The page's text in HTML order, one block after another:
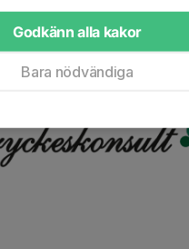
Godkänn alla kakor
Bara nödvändiga